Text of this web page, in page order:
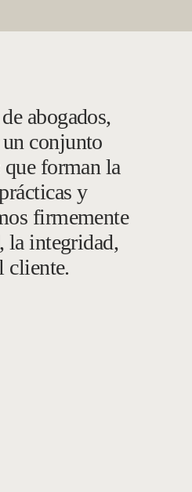
abogados,
conjunto
forman la
y
firmemente
la integridad,
cliente.